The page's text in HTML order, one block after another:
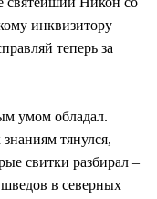
инквизитору
теперь за
умом обладал.
тянулся,
свитки разбирал –
в северных